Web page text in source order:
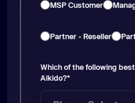
MSP Customer
Partner - Reseller
Which of the following
Aikido?*